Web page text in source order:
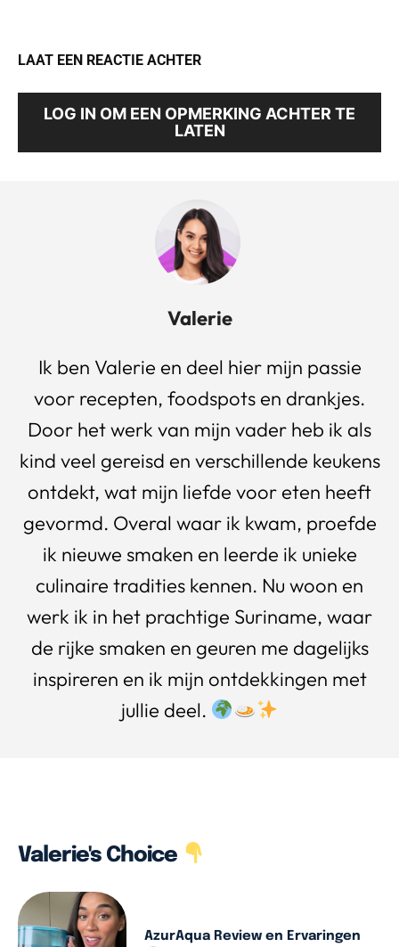
LAAT EEN REACTIE ACHTER
LOG IN OM EEN OPMERKING ACHTER TE
LATEN
Valerie
Ik ben Valerie en deel hier mijn passie
voor recepten, foodspots en drankjes.
Door het werk van mijn vader heb ik als
kind veel gereisd en verschillende keukens
ontdekt, wat mijn liefde voor eten heeft
gevormd. Overal waar ik kwam, proefde
ik nieuwe smaken en leerde ik unieke
culinaire tradities kennen. Nu woon en
werk ik in het prachtige Suriname, waar
de rijke smaken en geuren me dagelijks
inspireren en ik mijn ontdekkingen met
jullie deel.
Valerie's Choice
AzurAqua Review en Ervaringen